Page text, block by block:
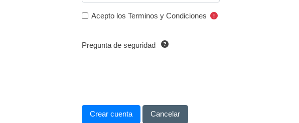
Acepto los Terminos y Condiciones
Pregunta de seguridad